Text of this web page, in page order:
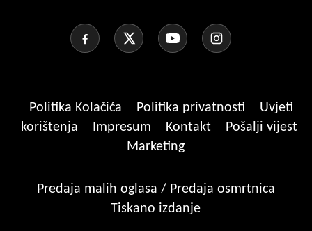
Politika Kolačića Politika privatnosti
Uvjeti
korištenja
Impresum Kontakt
Pošalji vijest
Marketing
Predaja malih oglasa / Predaja osmrtnica
Tiskano izdanje